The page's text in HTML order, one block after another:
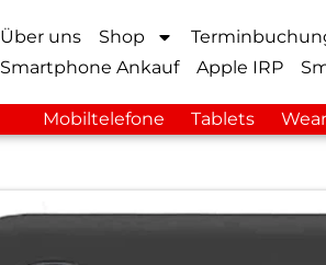
Über uns Shop
Smartphone Ankauf
Apple IRP
Mobiltelefone Tablets